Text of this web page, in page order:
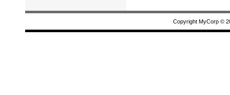
Copyright MyCorp ©